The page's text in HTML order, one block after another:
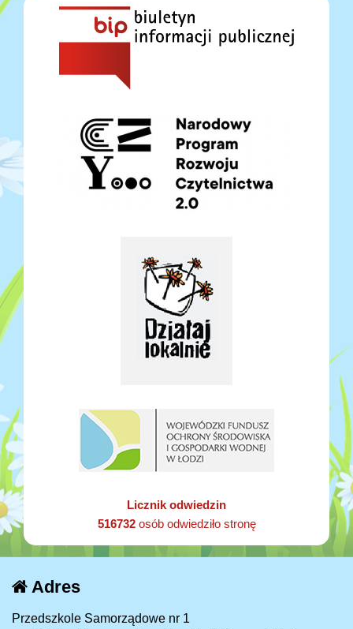
Licznik odwiedzin
516732osób odwiedziło stronę
Adres
Przedszkole Samorządowe nr 1